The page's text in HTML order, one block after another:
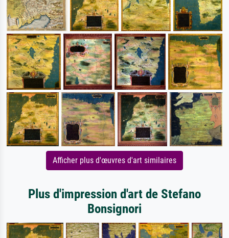
Afficher plus d'œuvres d'art similaires
Plus d'impression d'art de Stefano
Bonsignori